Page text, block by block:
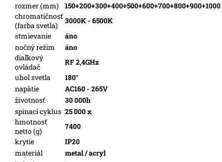
rozmer (mm)
150+200+300+400+500+600+700+800+900+1000
chromatičnosť
(farba svetla)
3000K - 6500K
stmievanie
áno
nočný režim
áno
diaľkový
ovládač
RF 2,4GHz
uhol svetla
180°
napätie
AC160 - 265V
životnosť
30 000h
spínací cyklus 25 000 x
hmotnosť
netto (g)
7400
krytie
IP20
materiál
metal / acryl